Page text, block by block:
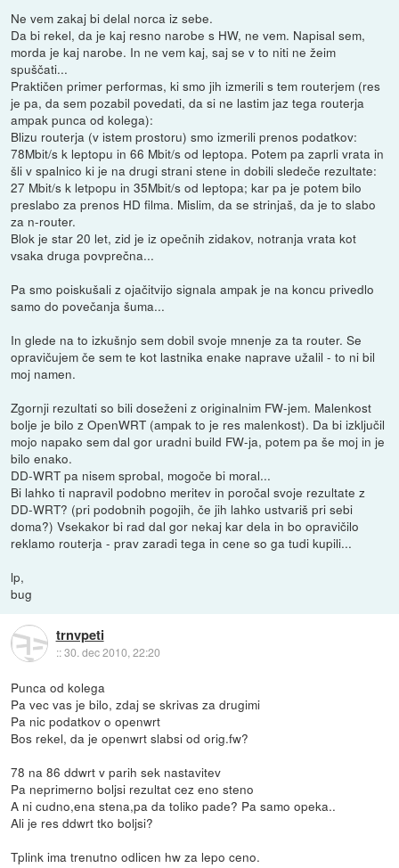
Ne vem zakaj bi delal norca iz sebe.
Da bi rekel, da je kaj resno narobe s HW, ne vem. Napisal sem,
morda je kaj narobe. In ne vem kaj, saj se v to niti ne žeim
spuščati...
Praktičen primer performas, ki smo jih izmerili s tem routerjem (res
je pa, da sem pozabil povedati, da si ne lastim jaz tega routerja
ampak punca od kolega):
Blizu routerja (v istem prostoru) smo izmerili prenos podatkov:
78Mbit/s k leptopu in 66 Mbit/s od leptopa. Potem pa zaprli vrata in
šli v spalnico ki je na drugi strani stene in dobili sledeče rezultate:
27 Mbit/s k letpopu in 35Mbit/s od leptopa; kar pa je potem bilo
preslabo za prenos HD filma. Mislim, da se strinjaš, da je to slabo
za n-router.
Blok je star 20 let, zid je iz opečnih zidakov, notranja vrata kot
vsaka druga povprečna...
Pa smo poiskušali z ojačitvijo signala ampak je na koncu privedlo
samo do povečanja šuma...
In glede na to izkušnjo sem dobil svoje mnenje za ta router. Se
opravičujem če sem te kot lastnika enake naprave užalil - to ni bil
moj namen.
Zgornji rezultati so bili doseženi z originalnim FW-jem. Malenkost
bolje je bilo z OpenWRT (ampak to je res malenkost). Da bi izključil
mojo napako sem dal gor uradni build FW-ja, potem pa še moj in je
bilo enako.
DD-WRT pa nisem sprobal, mogoče bi moral...
Bi lahko ti napravil podobno meritev in poročal svoje rezultate z
DD-WRT? (pri podobnih pogojih, če jih lahko ustvariš pri sebi
doma?) Vsekakor bi rad dal gor nekaj kar dela in bo opravičilo
reklamo routerja - prav zaradi tega in cene so ga tudi kupili...
lp,
bug
trnvpeti
::30. dec 2010, 22:20
Punca od kolega
Pa vec vas je bilo, zdaj se skrivas za drugimi
Pa nic podatkov o openwrt
Bos rekel, da je openwrt slabsi od orig.fw?
78 na 86 ddwrt v parih sek nastavitev
Pa neprimerno boljsi rezultat cez eno steno
A ni cudno,ena stena,pa da toliko pade? Pa samo opeka..
Ali je res ddwrt tko boljsi?
Tplink ima trenutno odlicen hw za lepo ceno.